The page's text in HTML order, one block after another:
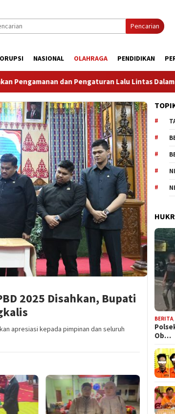
Pencarian
NASIONAL OLAHRAGA PENDIDIKAN
Dalam Rangka Kunjungan Menteri
2025 Disahkan, Bupati
apresiasi kepada pimpinan dan seluruh
BERITA
Ob…